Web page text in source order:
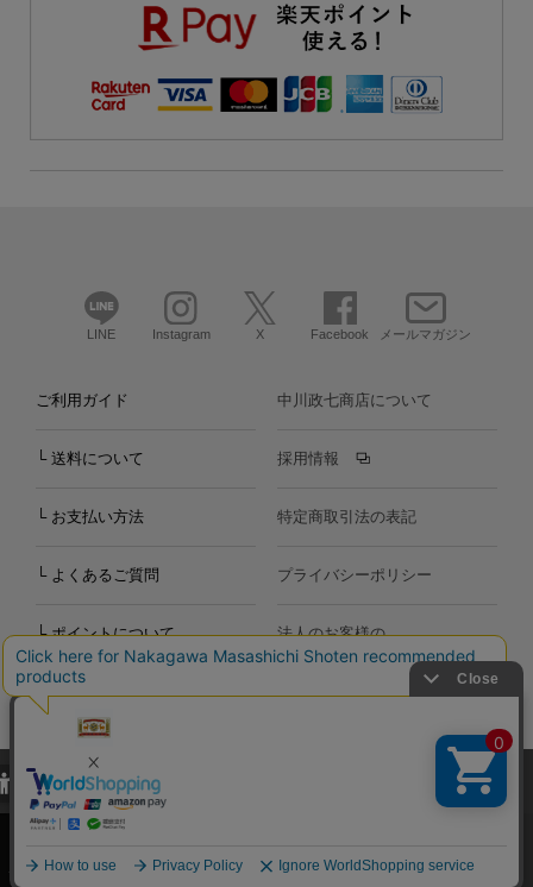
LINE Instagram X Facebook メールマガジン
ご利用ガイド
└ 送料について
└ お支払い方法
└ よくあるご質問
└ ポイントについて
お問い合わせ
中川政七商店について
採用情報
特定商取引法の表記
プライバシーポリシー
法人のお客様の
お問い合わせ
Copyright©2000-2026
Nakagawa Masashichi Shoten All Rights Reserved.
当サイトでは、当サイト内における閲覧履歴・属性情報などの取得およ
び利便性向上のためにクッキー（Cookie）を使用いたします。詳細に
関しては「プライバシーポリシー
承諾する